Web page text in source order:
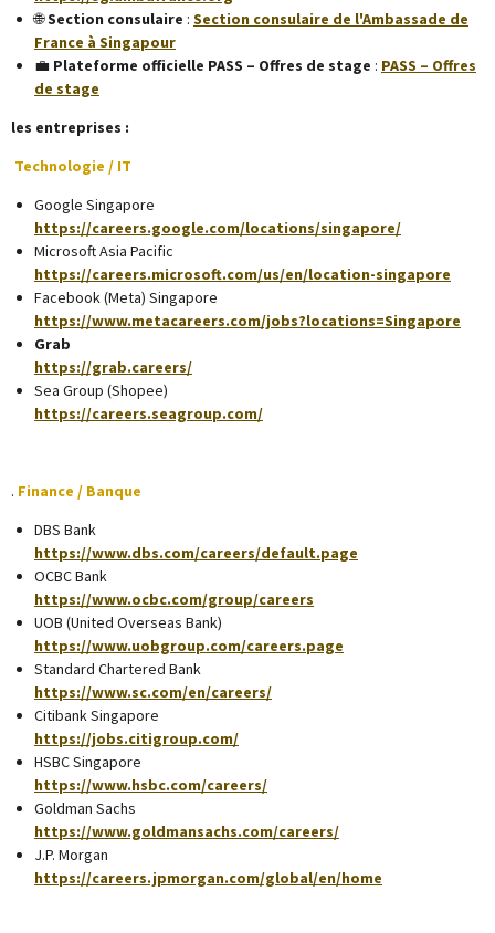
🌐Section consulaire : Section consulaire de l'Ambassade de
France à Singapour
💼 Plateforme officielle PASS – Offres de stage : PASS – Offres
de stage
les entreprises :
Technologie / IT
Google Singapore
https://careers.google.com/locations/singapore/
Microsoft Asia Pacific
https://careers.microsoft.com/us/en/location-singapore
Facebook (Meta) Singapore
https://www.metacareers.com/jobs?locations=Singapore
Grab
https://grab.careers/
Sea Group (Shopee)
https://careers.seagroup.com/
. Finance / Banque
DBS Bank
https://www.dbs.com/careers/default.page
OCBC Bank
https://www.ocbc.com/group/careers
UOB (United Overseas Bank)
https://www.uobgroup.com/careers.page
Standard Chartered Bank
https://www.sc.com/en/careers/
Citibank Singapore
https://jobs.citigroup.com/
HSBC Singapore
https://www.hsbc.com/careers/
Goldman Sachs
https://www.goldmansachs.com/careers/
J.P. Morgan
https://careers.jpmorgan.com/global/en/home